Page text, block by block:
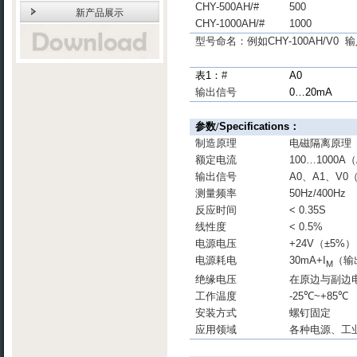
新产品展示
CHY-500AH/#
500
CHY-1000AH/#
1000
型号命名：例如CHY-100AH/V0
表1 ：#
A0
输出信号
0…20mA
参数/Specifications ：
制造原理
电磁隔离原理
额定电流
100…1000A （
输出信号
A0、A1、V0
测量频率
50Hz/400Hz
反应时间
< 0.35S
线性度
< 0.5%
电源电压
+24V （±5% ）
电源耗电
30mA+I M
（
绝缘电压
在原边与副边
工作温度
-25℃~+85℃
安装方式
螺钉固定
应用领域
各种电源、工